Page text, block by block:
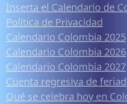
Inserta el Calendario de
Política de Privacidad
Calendario Colombia 2025
Calendario Colombia 2026
Calendario Colombia 2027
Cuenta regresiva de
Qué se celebra hoy en